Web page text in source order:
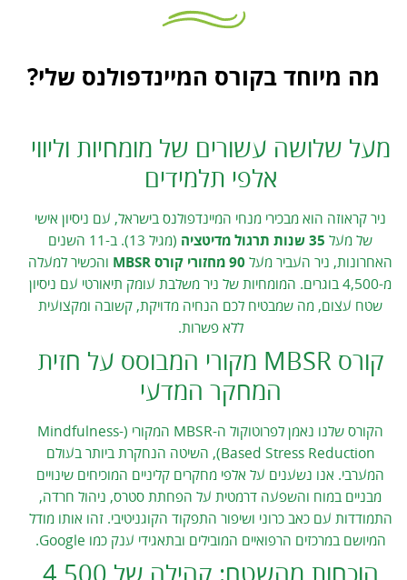
מה מיוחד בקורס המיינדפולנס שלי?
מעל שלושה עשורים של מומחיות וליווי
אלפי תלמידים
ניר קראוזה הוא מבכירי מנחי המיינדפולנס בישראל, עם ניסיון אישי
של מעל 35 שנות תרגול מדיטציה
(מגיל 13). ב-11 השנים
האחרונות, ניר העביר מעל 90 מחזורי קורס MBSR
והכשיר למעלה
מ-4,500 בוגרים. המומחיות של ניר משלבת עומק תיאורטי עם ניסיון
שטח עצום, מה שמבטיח לכם הנחיה מדויקת, קשובה ומקצועית
ללא פשרות.
קורס MBSR מקורי המבוסס על חזית
המחקר המדעי
הקורס שלנו נאמן לפרוטוקול ה-MBSR המקורי (Mindfulness-
Based Stress Reduction), השיטה הנחקרת ביותר בעולם
המערבי. אנו נשענים על אלפי מחקרים קליניים המוכיחים שינויים
מבניים במוח והשפעה דרמטית על הפחתת סטרס, ניהול חרדה,
התמודדות עם כאב כרוני ושיפור התפקוד הקוגניטיבי. זהו אותו מודל
המיושם במרכזים הרפואיים המובילים ובתאגידי ענק כמו Google.